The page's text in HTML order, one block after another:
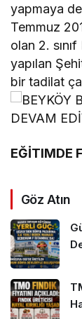
yapmaya
Temmuz
olan 2.
yapılan
bir tadilat
EĞİTIMDE
Göz Atın